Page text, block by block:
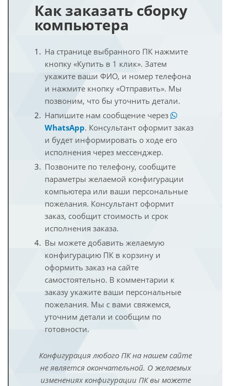
Как заказать сборку
компьютера
На странице выбранного ПК нажмите
кнопку «Купить в 1 клик». Затем
укажите ваши ФИО, и номер телефона
и нажмите кнопку «Отправить». Мы
позвоним, что бы уточнить детали.
Напишите нам сообщение через
WhatsApp. Консультант оформит заказ
и будет информировать о ходе его
исполнения через мессенджер.
Позвоните по телефону, сообщите
параметры желаемой конфигурации
компьютера или ваши персональные
пожелания. Консультант оформит
заказ, сообщит стоимость и срок
исполнения заказа.
Вы можете добавить желаемую
конфигурацию ПК в корзину и
оформить заказ на сайте
самостоятельно. В комментарии к
заказу укажите ваши персональные
пожелания. Мы с вами свяжемся,
уточним детали и сообщим по
готовности.
Конфигурация любого ПК на нашем сайте
не является окончательной. О желаемых
изменениях конфигурации ПК вы можете